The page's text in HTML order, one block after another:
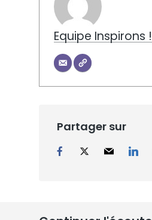
Equipe Inspirons !
Partager sur